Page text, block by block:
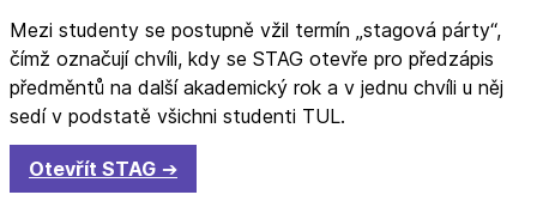
Mezi studenty se postupně vžil termín „stagová párty“,
čímž označují chvíli, kdy se STAG otevře pro předzápis
předměntů na další akademický rok a v jednu chvíli u něj
sedí v podstatě všichni studenti TUL.
Otevřít STAG